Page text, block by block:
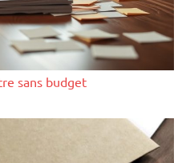
sans budget